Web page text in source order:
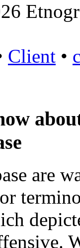
Client •
are